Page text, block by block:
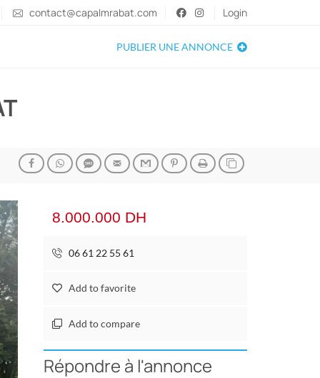
contact@capalmrabat.com Login
PUBLIER UNE ANNONCE
8.000.000 DH
06 61 22 55 61
Add to favorite
Add to compare
Répondre à l'annonce